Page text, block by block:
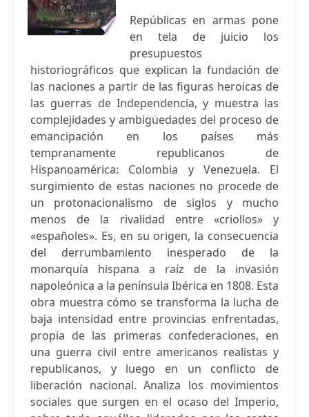
Repúblicas en armas pone
en tela de juicio los
presupuestos
historiográficos que explican la fundación de
las naciones a partir de las figuras heroicas de
las guerras de Independencia, y muestra las
complejidades y ambigüedades del proceso de
emancipación en los países más
tempranamente republicanos de
Hispanoamérica: Colombia y Venezuela. El
surgimiento de estas naciones no procede de
un protonacionalismo de siglos y mucho
menos de la rivalidad entre «criollos» y
«españoles». Es, en su origen, la consecuencia
del derrumbamiento inesperado de la
monarquía hispana a raíz de la invasión
napoleónica a la península Ibérica en 1808. Esta
obra muestra cómo se transforma la lucha de
baja intensidad entre provincias enfrentadas,
propia de las primeras confederaciones, en
una guerra civil entre americanos realistas y
republicanos, y luego en un conflicto de
liberación nacional. Analiza los movimientos
sociales que surgen en el ocaso del Imperio,